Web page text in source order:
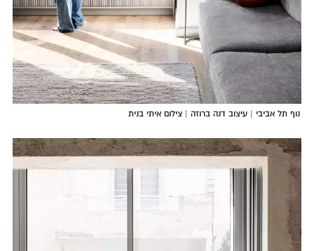
נוף תל אביבי | עיצוב דנה ברוזה | צילום איתי בנית